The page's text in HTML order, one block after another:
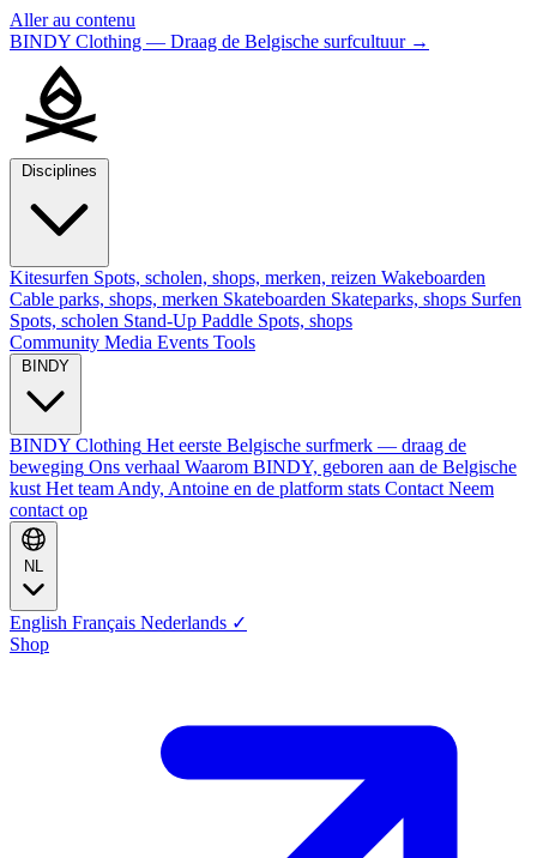
Aller au contenu
BINDY Clothing — Draag de Belgische surfcultuur →
Kitesurfen Spots, scholen, shops, merken, reizen Wakeboarden
Cable parks, shops, merken Skateboarden Skateparks, shops Surfen
Spots, scholen Stand-Up Paddle Spots, shops
Community Media Events Tools
BINDY Clothing Het eerste Belgische surfmerk — draag de
beweging Ons verhaal Waarom BINDY, geboren aan de Belgische
kust Het team Andy, Antoine en de platform stats Contact Neem
contact op
English Français Nederlands ✓
Shop